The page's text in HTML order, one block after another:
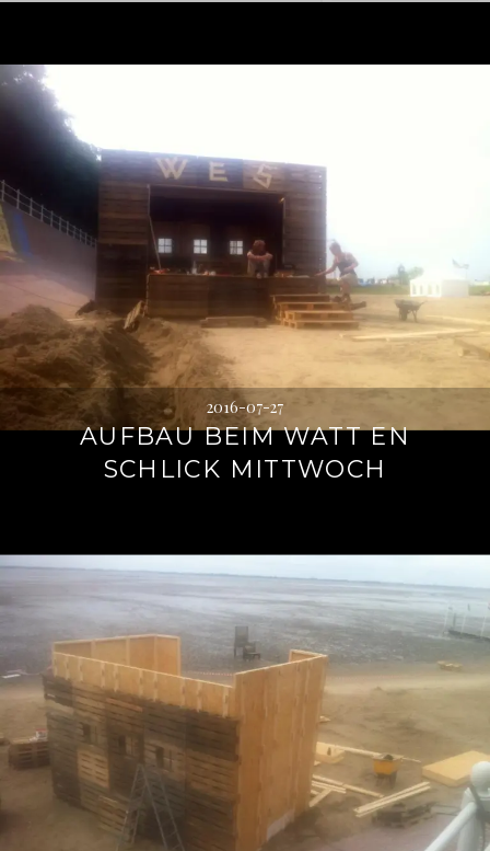
2016-07-27
AUFBAU BEIM WATT EN
SCHLICK MITTWOCH